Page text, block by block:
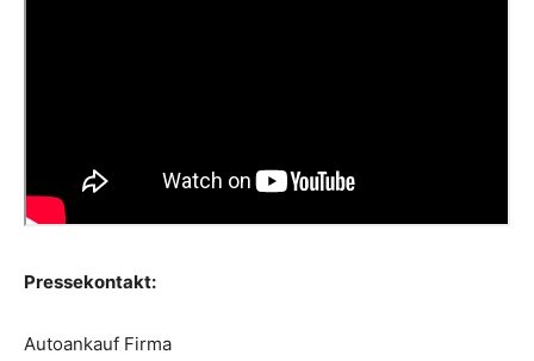
Pressekontakt:
Autoankauf Firma